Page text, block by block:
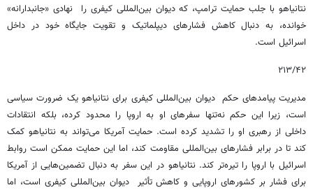
نتانیاهو با جلب حمایت ترامپ، که دیوان بین‌المللی کیفری را نهادی «جانبدارانه»
خوانده، به دنبال کاهش فشارهای دیپلماتیک و تقویت جایگاه خود در داخل
اسرائیل است.
۲۱۳/۴۲
مدیریت پیامدهای حکم دیوان بین‌المللی کیفری برای نتانیاهو یک ضرورت سیاسی
است، زیرا این حکم نه‌تنها سفرهای او به اروپا را محدود کرده، بلکه انتقادات
داخلی از رهبری او را تشدید کرده است. حمایت آمریکا می‌تواند به نتانیاهو کمک
کند تا در برابر فشارهای بین‌المللی مقاومت کند، اما این حمایت ممکن است روابط
اسرائیل با اروپا را تیره‌تر کند. نتانیاهو در این سفر به دنبال تضمین‌هایی از آمریکا
برای فشار بر کشورهای اروپایی و کاهش تأثیر دیوان بین‌المللی کیفری است، اما